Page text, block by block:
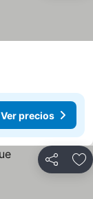
Ver precios
Compartir